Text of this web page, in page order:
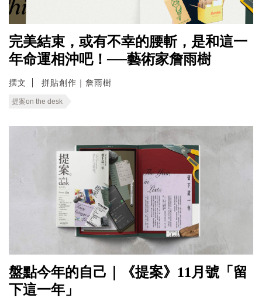
完美結束，或有不幸的腰斬，是和這一
年命運相沖吧！──藝術家詹雨樹
撰文 拼貼創作｜詹雨樹
提案on the desk
盤點今年的自己｜《提案》11月號「留
下這一年」